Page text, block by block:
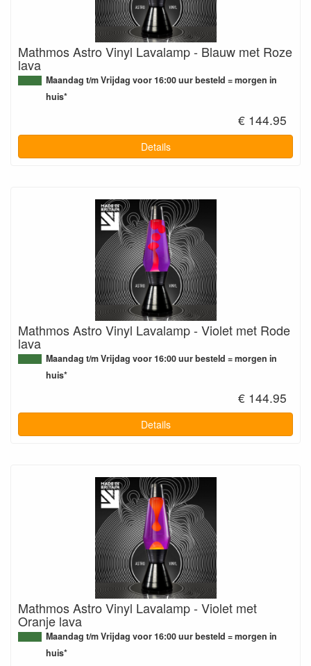
Mathmos Astro Vinyl Lavalamp - Blauw met Roze
lava
Maandag t/m Vrijdag voor 16:00 uur besteld = morgen in
huis*
€ 144.95
Details
Mathmos Astro Vinyl Lavalamp - Violet met Rode
lava
Maandag t/m Vrijdag voor 16:00 uur besteld = morgen in
huis*
€ 144.95
Details
Mathmos Astro Vinyl Lavalamp - Violet met
Oranje lava
Maandag t/m Vrijdag voor 16:00 uur besteld = morgen in
huis*